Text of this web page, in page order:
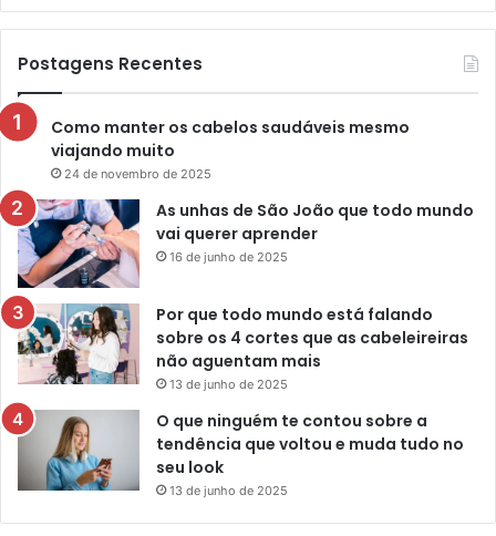
Postagens Recentes
Como manter os cabelos saudáveis mesmo
viajando muito
24 de novembro de 2025
As unhas de São João que todo mundo
vai querer aprender
16 de junho de 2025
Por que todo mundo está falando
sobre os 4 cortes que as cabeleireiras
não aguentam mais
13 de junho de 2025
O que ninguém te contou sobre a
tendência que voltou e muda tudo no
seu look
13 de junho de 2025